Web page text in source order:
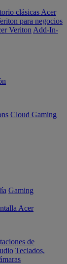
clásicas Acer
para negocios
Veriton Add-In-
Cloud Gaming
Gaming
Acer
de
Teclados,